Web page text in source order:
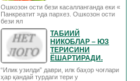
Ошкозон ости бези касалланганда еки «
Панкреатит »да пархез. Ошкозон ости
бези ял
ТАБИИЙ
НИКОБЛАР – ЮЗ
ТЕРИСИНИ
ЁШАРТИРАДИ.
“Илик узилди” даври, илк баҳор чоғлари
ҳар қандай турдаги тери у